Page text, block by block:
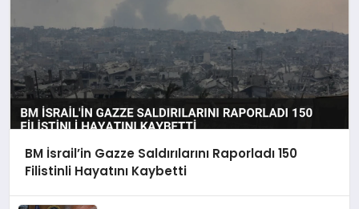
BM İsrail’in Gazze Saldırılarını Raporladı 150
Filistinli Hayatını Kaybetti